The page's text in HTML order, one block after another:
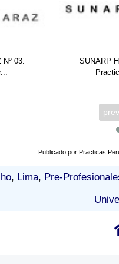
Nº 02:
De...
SUNARP
prev
Publicado por Practicas
, Lima, Pre-